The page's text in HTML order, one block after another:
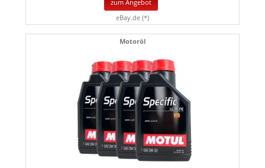
zum Angebot
eBay.de (*)
Motoröl